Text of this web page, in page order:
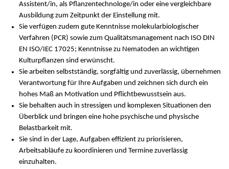
Assistent/in, als Pflanzentechnologe/in oder eine vergleichbare
Ausbildung zum Zeitpunkt der Einstellung mit.
Sie verfügen zudem gute Kenntnisse molekularbiologischer
Verfahren (PCR) sowie zum Qualitätsmanagement nach ISO DIN
EN ISO/IEC 17025; Kenntnisse zu Nematoden an wichtigen
Kulturpflanzen sind erwünscht.
Sie arbeiten selbstständig, sorgfältig und zuverlässig, übernehmen
Verantwortung für Ihre Aufgaben und zeichnen sich durch ein
hohes Maß an Motivation und Pflichtbewusstsein aus.
Sie behalten auch in stressigen und komplexen Situationen den
Überblick und bringen eine hohe psychische und physische
Belastbarkeit mit.
Sie sind in der Lage, Aufgaben effizient zu priorisieren,
Arbeitsabläufe zu koordinieren und Termine zuverlässig
einzuhalten.